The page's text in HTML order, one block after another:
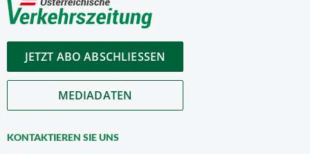
JETZT ABO ABSCHLIESSEN
MEDIADATEN
KONTAKTIEREN SIE UNS